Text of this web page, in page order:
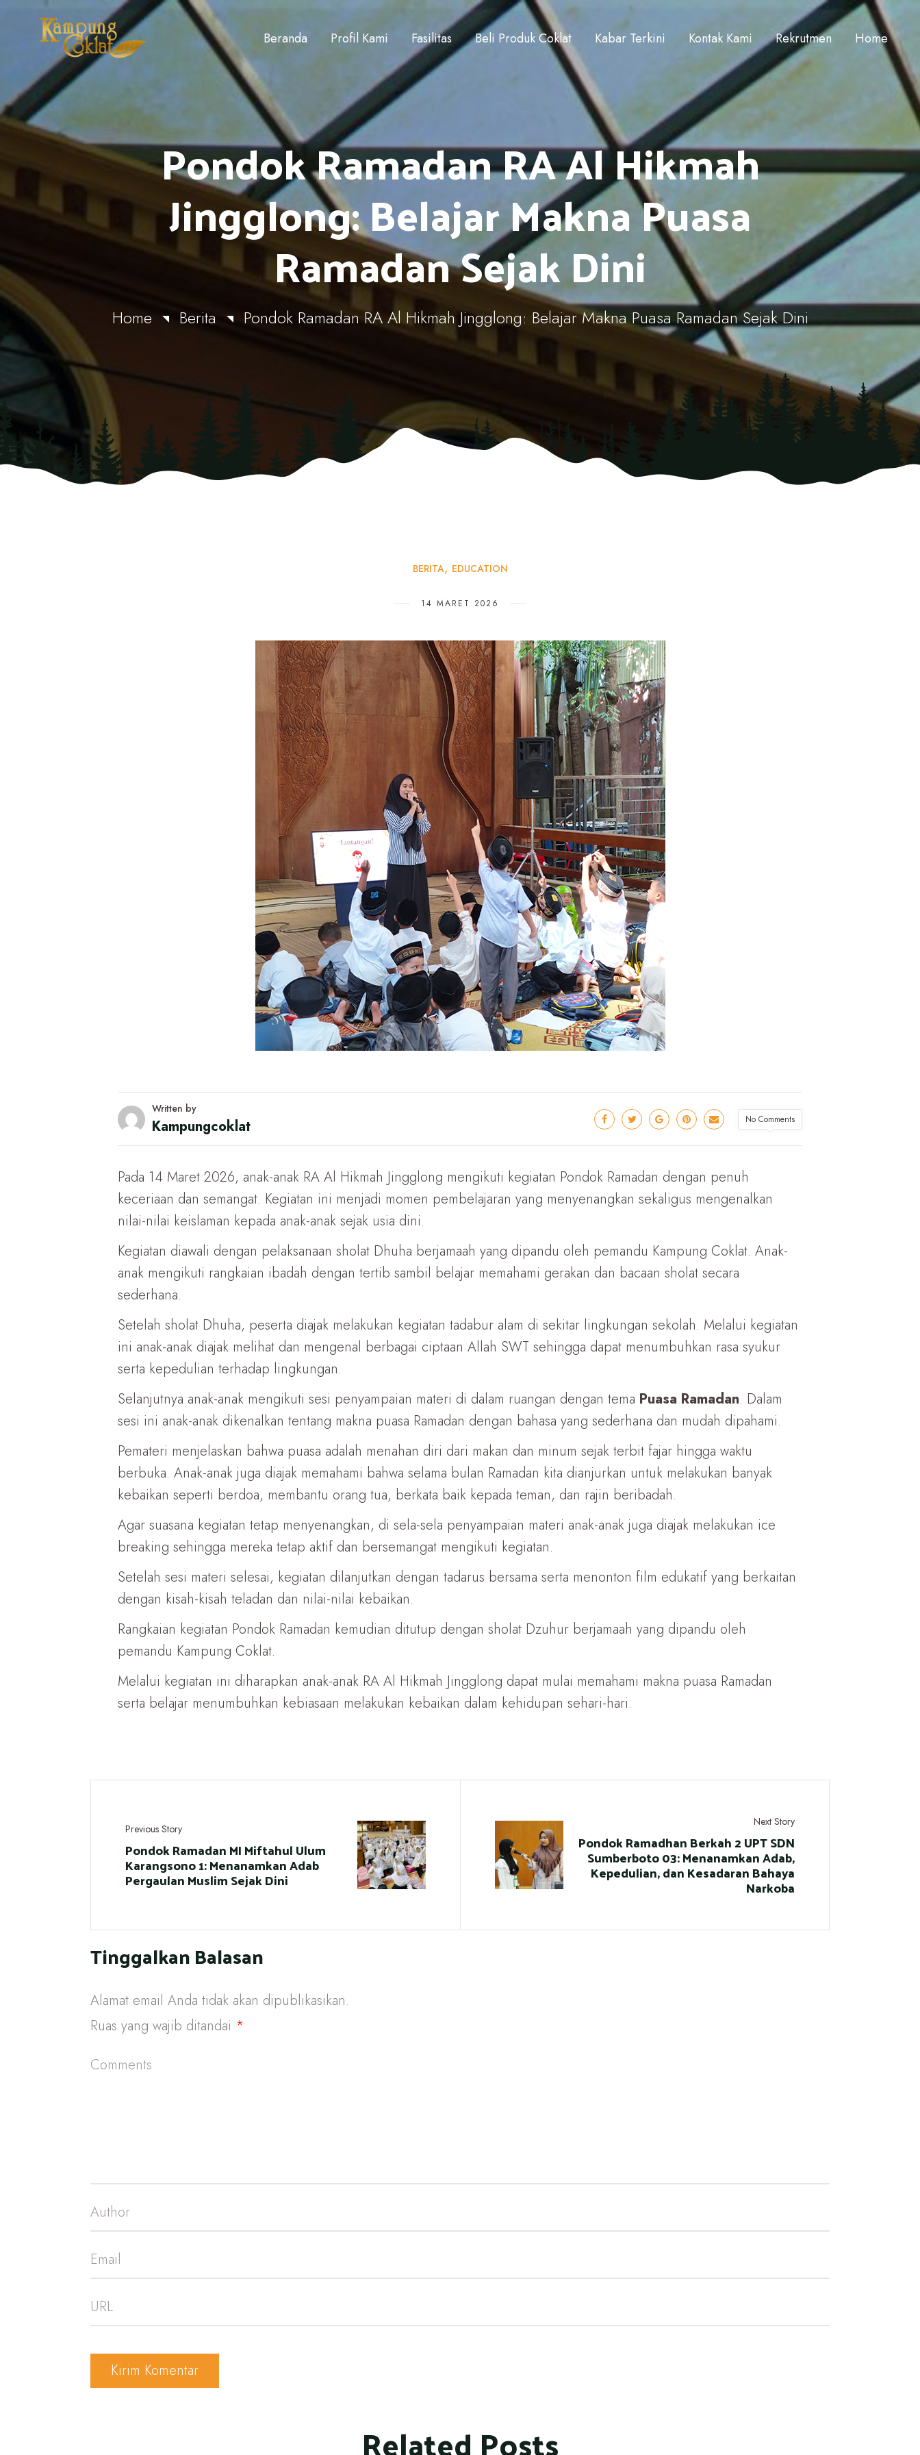
Beranda Profil Kami Fasilitas Beli Produk Coklat Kabar Terkini Kontak Kami Rekrutmen Home
Pondok Ramadan RA Al Hikmah
Jingglong: Belajar Makna Puasa
Ramadan Sejak Dini
Home Berita Pondok Ramadan RA Al Hikmah Jingglong: Belajar Makna Puasa Ramadan Sejak Dini
BERITA EDUCATION
14 MARET 2026
Written by
Kampungcoklat No Comments
Pada 14 Maret 2026, anak-anak RA Al Hikmah Jingglong mengikuti kegiatan Pondok Ramadan dengan penuh
keceriaan dan semangat. Kegiatan ini menjadi momen pembelajaran yang menyenangkan sekaligus mengenalkan
nilai-nilai keislaman kepada anak-anak sejak usia dini.
Kegiatan diawali dengan pelaksanaan sholat Dhuha berjamaah yang dipandu oleh pemandu Kampung Coklat. Anak-
anak mengikuti rangkaian ibadah dengan tertib sambil belajar memahami gerakan dan bacaan sholat secara
sederhana.
Setelah sholat Dhuha, peserta diajak melakukan kegiatan tadabur alam di sekitar lingkungan sekolah. Melalui kegiatan
ini anak-anak diajak melihat dan mengenal berbagai ciptaan Allah SWT sehingga dapat menumbuhkan rasa syukur
serta kepedulian terhadap lingkungan.
Selanjutnya anak-anak mengikuti sesi penyampaian materi di dalam ruangan dengan tema Puasa Ramadan. Dalam
sesi ini anak-anak dikenalkan tentang makna puasa Ramadan dengan bahasa yang sederhana dan mudah dipahami.
Pemateri menjelaskan bahwa puasa adalah menahan diri dari makan dan minum sejak terbit fajar hingga waktu
berbuka. Anak-anak juga diajak memahami bahwa selama bulan Ramadan kita dianjurkan untuk melakukan banyak
kebaikan seperti berdoa, membantu orang tua, berkata baik kepada teman, dan rajin beribadah.
Agar suasana kegiatan tetap menyenangkan, di sela-sela penyampaian materi anak-anak juga diajak melakukan ice
breaking sehingga mereka tetap aktif dan bersemangat mengikuti kegiatan.
Setelah sesi materi selesai, kegiatan dilanjutkan dengan tadarus bersama serta menonton film edukatif yang berkaitan
dengan kisah-kisah teladan dan nilai-nilai kebaikan.
Rangkaian kegiatan Pondok Ramadan kemudian ditutup dengan sholat Dzuhur berjamaah yang dipandu oleh
pemandu Kampung Coklat.
Melalui kegiatan ini diharapkan anak-anak RA Al Hikmah Jingglong dapat mulai memahami makna puasa Ramadan
serta belajar menumbuhkan kebiasaan melakukan kebaikan dalam kehidupan sehari-hari.
Previous Story
Pondok Ramadan MI Miftahul Ulum
Karangsono 1: Menanamkan Adab
Pergaulan Muslim Sejak Dini
Next Story
Pondok Ramadhan Berkah 2 UPT SDN
Sumberboto 03: Menanamkan Adab,
Kepedulian, dan Kesadaran Bahaya
Narkoba
Tinggalkan Balasan
Alamat email Anda tidak akan dipublikasikan.
Ruas yang wajib ditandai *
Related Posts